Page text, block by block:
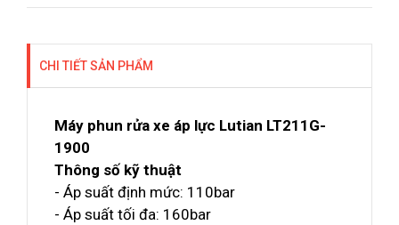
CHI TIẾT SẢN PHẨM
Máy phun rửa xe áp lực Lutian LT211G-
1900
Thông số kỹ thuật
- Áp suất định mức: 110bar
- Áp suất tối đa: 160bar